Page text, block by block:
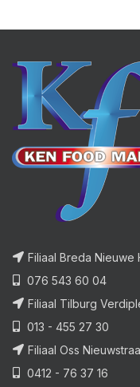
Filiaal Breda Nieuwe
076 543 60 04
Filiaal Tilburg
013 - 455 27 30
Filiaal Oss
0412 - 76 37 16